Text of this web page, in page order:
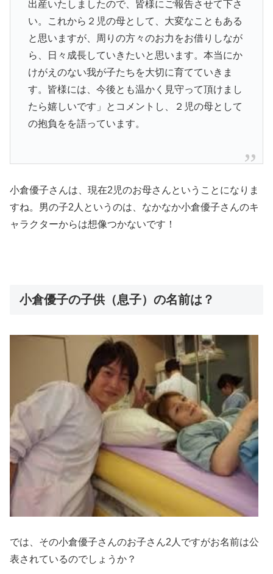
出産いたしましたので、皆様にご報告させて下さ
い。これから２児の母として、大変なこともある
と思いますが、周りの方々のお力をお借りしなが
ら、日々成長していきたいと思います。本当にか
けがえのない我が子たちを大切に育てていきま
す。皆様には、今後とも温かく見守って頂けまし
たら嬉しいです」とコメントし、２児の母として
の抱負をを語っています。
小倉優子さんは、現在2児のお母さんということになりま
すね。男の子2人というのは、なかなか小倉優子さんのキ
ャラクターからは想像つかないです！
小倉優子の子供（息子）の名前は？
では、その小倉優子さんのお子さん2人ですがお名前は公
表されているのでしょうか？